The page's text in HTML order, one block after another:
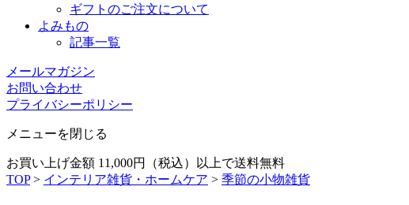
ギフトのご注文について
よみもの
記事一覧
メールマガジン
お問い合わせ
プライバシーポリシー
メニューを閉じる
お買い上げ金額 11,000円（税込）以上で送料無料
TOP> インテリア雑貨・ホームケア > 季節の小物雑貨